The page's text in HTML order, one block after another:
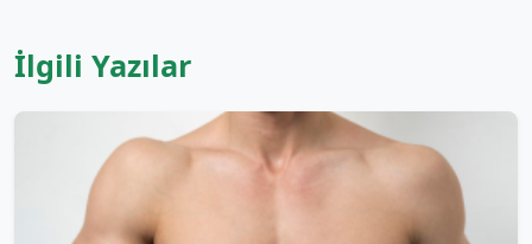
İlgili Yazılar